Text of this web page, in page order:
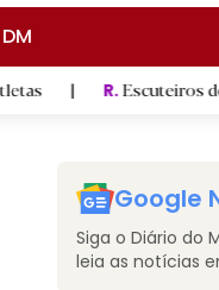
Escuteiros de Garfe
Google
Siga o Diário do
leia as notícias